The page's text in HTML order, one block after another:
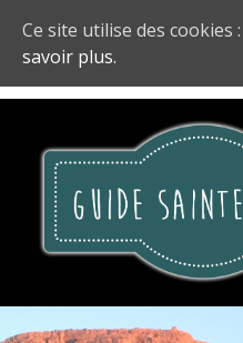
Ce site utilise des cookies :
savoir plus.